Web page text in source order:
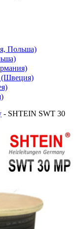
Польша)
(Швеция)
- SHTEIN SWT 30